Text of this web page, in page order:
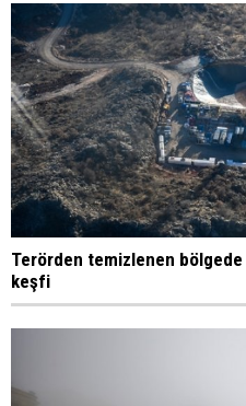
Terörden temizlenen
keşfi